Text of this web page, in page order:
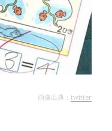
画像出典： twitter